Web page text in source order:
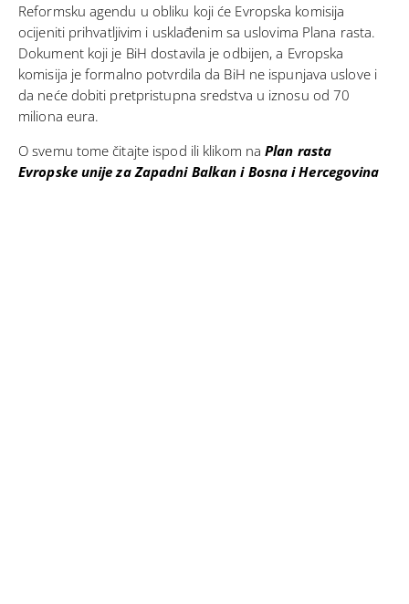
Reformsku agendu u obliku koji će Evropska komisija
ocijeniti prihvatljivim i usklađenim sa uslovima Plana rasta.
Dokument koji je BiH dostavila je odbijen, a Evropska
komisija je formalno potvrdila da BiH ne ispunjava uslove i
da neće dobiti pretpristupna sredstva u iznosu od 70
miliona eura.
O svemu tome čitajte ispod ili klikom naPlan rasta
Evropske unije za Zapadni Balkan i Bosna i Hercegovina